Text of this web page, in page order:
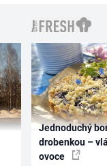
Jednoduchý
drobenkou –
ovoce